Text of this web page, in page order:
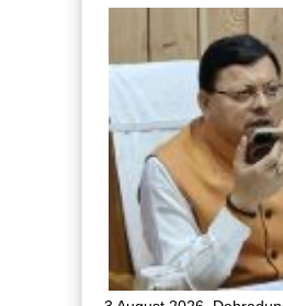
के
150
करोड़
की
वित्तीय